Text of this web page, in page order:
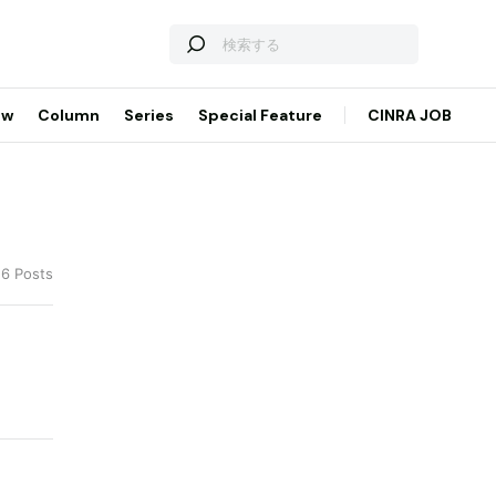
Column Series Special Feature CINRA JOB
Posts